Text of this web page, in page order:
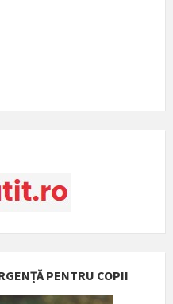
PENTRU COPII